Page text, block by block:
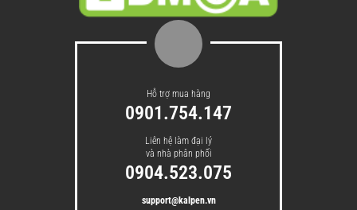
Hỗ trợ mua hàng
0901.754.147
Liên hệ làm đại lý
và nhà phân phối
0904.523.075
support@kalpen.vn